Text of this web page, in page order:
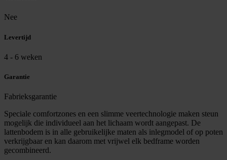
Nee
Levertijd
4 - 6 weken
Garantie
Fabrieksgarantie
Speciale comfortzones en een slimme veertechnologie maken steun
mogelijk die individueel aan het lichaam wordt aangepast. De
lattenbodem is in alle gebruikelijke maten als inlegmodel of op poten
verkrijgbaar en kan daarom met vrijwel elk bedframe worden
gecombineerd.